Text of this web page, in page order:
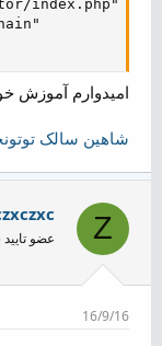
index.php"
امیدوارم آموزش
شاهین سالک
Z عضو
16/9/16